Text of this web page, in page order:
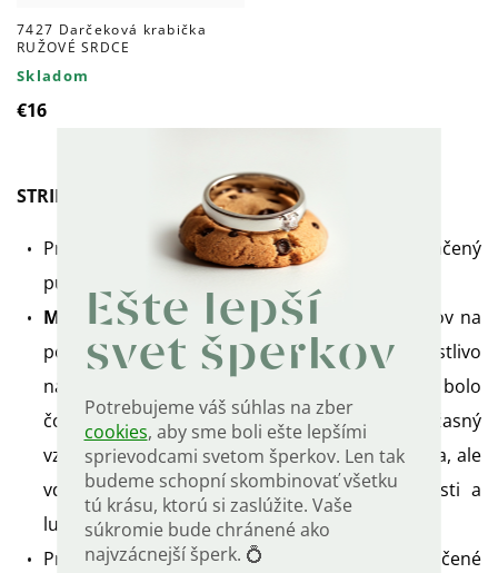
Ešte lepší
svet šperkov
Potrebujeme váš súhlas na zber
cookies, aby sme boli ešte lepšími
sprievodcami svetom šperkov. Len tak
budeme schopní skombinovať všetku
tú krásu, ktorú si zaslúžite. Vaše
súkromie bude chránené ako
najvzácnejší šperk. 💍
7427 Darčeková krabička
RUŽOVÉ SRDCE
Skladom
€16
STRIEBORNÝ PRSTEŇ SO ZIRKÓNMI
Prsteň je vyrobený zo striebra 925/1000 a označený
puncovou značkou rýdzosti.
Microsetting- to je spôsob ukladania kameňov na
povrchu šperku. Povrch šperku je starostlivo
navrhnutý tak, aby čo najviac malých kameňov bolo
čo možno najbližšie k sebe, čo vytvára úžasný
vzhľad a žiarivosť. Táto metóda je oveľa drahšia, ale
vďaka tomu sú vytvorené jedinečné vlastnosti a
luxusný vzhľad.
Prstene s hmotnosťou od 3,5 gramov sú označené